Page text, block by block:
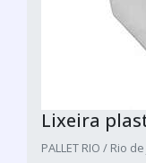
Lixeira
PALLET RIO / Rio